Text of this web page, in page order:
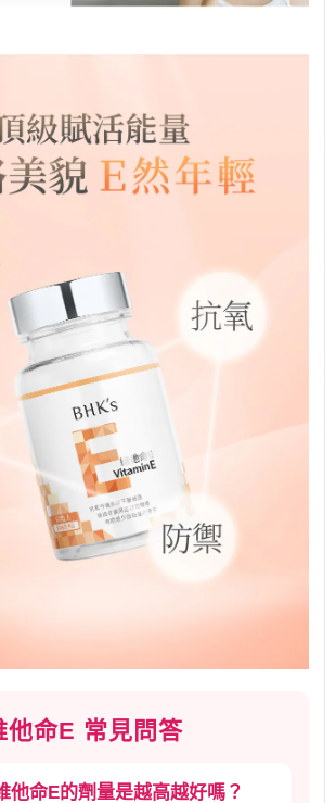
命E 常見問答
他命E的劑量是越高越好嗎？